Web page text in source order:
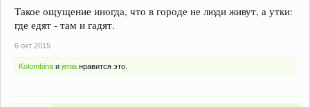
Такое ощущение иногда, что в городе не люди живут, а утки:
где едят - там и гадят.
6 окт 2015
Kolombina и jenia нравится это.